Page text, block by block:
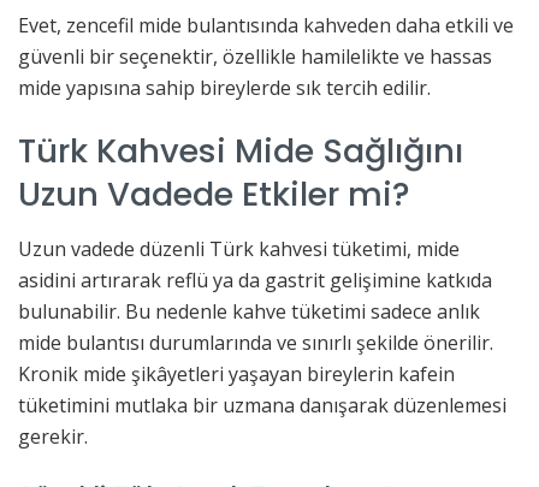
Evet, zencefil mide bulantısında kahveden daha etkili ve
güvenli bir seçenektir, özellikle hamilelikte ve hassas
mide yapısına sahip bireylerde sık tercih edilir.
Türk Kahvesi Mide Sağlığını
Uzun Vadede Etkiler mi?
Uzun vadede düzenli Türk kahvesi tüketimi, mide
asidini artırarak reflü ya da gastrit gelişimine katkıda
bulunabilir. Bu nedenle kahve tüketimi sadece anlık
mide bulantısı durumlarında ve sınırlı şekilde önerilir.
Kronik mide şikâyetleri yaşayan bireylerin kafein
tüketimini mutlaka bir uzmana danışarak düzenlemesi
gerekir.